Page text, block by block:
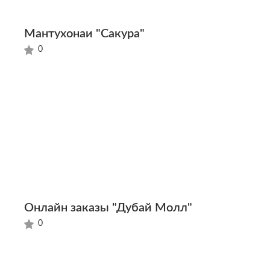
Мантухонаи "Сакура"
0
Онлайн заказы "Дубай Молл"
0